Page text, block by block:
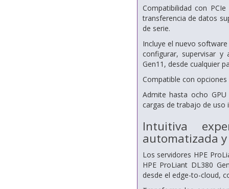
Compatibilidad con
transferencia de datos
de serie.
Incluye el nuevo
configurar, supervisar y
Gen11, desde cualquier
Compatible con
Admite hasta ocho
cargas de trabajo de uso
Intuitiva
automatizada
Los servidores HPE
HPE ProLiant DL380
desde el edge-to-cloud,